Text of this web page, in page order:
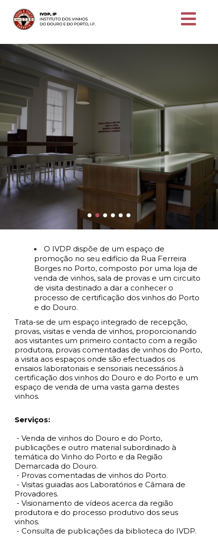
O IVDP dispõe de um espaço de
promoção no seu edifício da Rua Ferreira
Borges no Porto, composto por uma loja de
venda de vinhos, sala de provas e um circuito
de visita destinado a dar a conhecer o
processo de certificação dos vinhos do Porto
e do Douro.
Trata-se de um espaço integrado de recepção,
provas, visitas e venda de vinhos, proporcionando
aos visitantes um primeiro contacto com a região
produtora, provas comentadas de vinhos do Porto,
a visita aos espaços onde são efectuados os
ensaios laboratoriais e sensoriais necessários à
certificação dos vinhos do Douro e do Porto e um
espaço de venda de uma vasta gama destes
vinhos.
Serviços:
- Venda de vinhos do Douro e do Porto,
publicações e outro material subordinado à
temática do Vinho do Porto e da Região
Demarcada do Douro.
- Provas comentadas de vinhos do Porto.
- Visitas guiadas aos Laboratórios e Câmara de
Provadores.
- Visionamento de vídeos acerca da região
produtora e do processo produtivo dos seus
vinhos.
- Consulta de publicações da biblioteca do IVDP.